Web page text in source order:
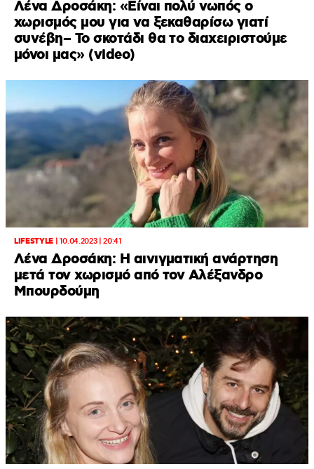
Λένα Δροσάκη: «Είναι πολύ νωπός ο
χωρισμός μου για να ξεκαθαρίσω γιατί
συνέβη– Το σκοτάδι θα το διαχειριστούμε
μόνοι μας» (video)
LIFESTYLE| 10.04.2023 | 20:41
Λένα Δροσάκη: H αινιγματική ανάρτηση
μετά τον χωρισμό από τον Αλέξανδρο
Μπουρδούμη